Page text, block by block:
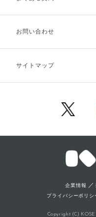
お支払方法
キャンセル・返品・交換
お問い合わせ
サイトマップ
企業情報 ／
プライバシーポリシ
Copyright (C)